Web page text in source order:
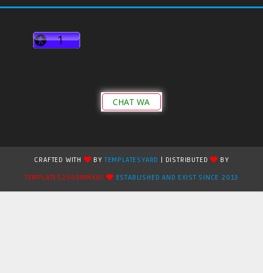
CHAT WA
CRAFTED WITH BYTEMPLATESYARD | DISTRIBUTED
BY
TEMPLATES2909MMXXII
ESTABLISHED AND EXIST SINCE 2013